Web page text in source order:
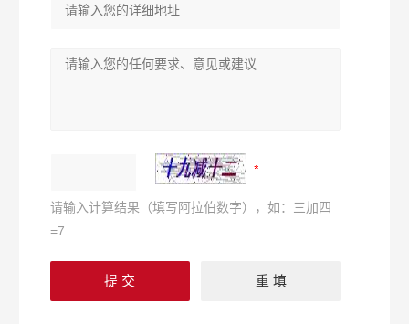
请输入计算结果（填写阿拉伯数字），如：三加四
=7